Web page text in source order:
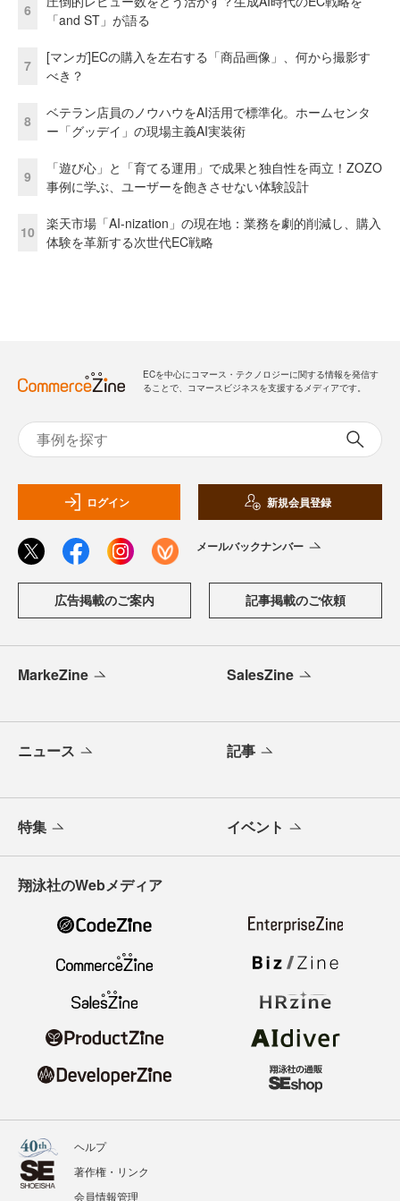
6
「and ST」が語る
7
[マンガ]ECの購入を左右する「商品画像」、何から撮影す
べき？
8
ベテラン店員のノウハウをAI活用で標準化。ホームセンタ
ー「グッデイ」の現場主義AI実装術
9
「遊び心」と「育てる運用」で成果と独自性を両立！ZOZO
事例に学ぶ、ユーザーを飽きさせない体験設計
10
楽天市場「AI-nization」の現在地：業務を劇的削減し、購入
体験を革新する次世代EC戦略
ECを中心にコマース・テクノロジーに関する情報を発信す
ることで、コマースビジネスを支援するメディアです。
ログイン 新規会員登録
メールバックナンバー
広告掲載のご案内 記事掲載のご依頼
MarkeZine SalesZine
ニュース 記事
特集 イベント
翔泳社のWebメディア
ヘルプ
著作権・リンク
会員情報管理